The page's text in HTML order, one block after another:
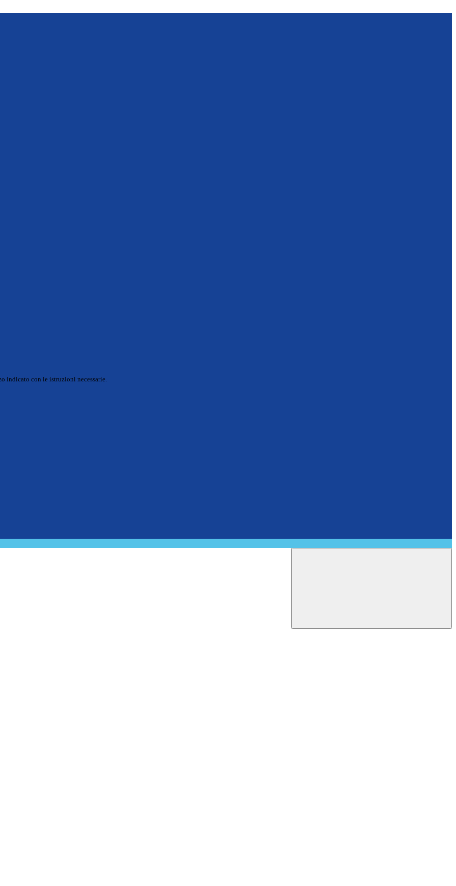
indicato con le istruzioni necessarie.